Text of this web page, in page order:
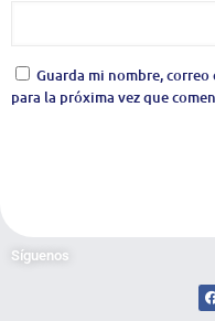
Guarda mi nombre,
para la próxima vez que
Síguenos